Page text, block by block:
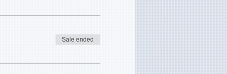
Sale ended